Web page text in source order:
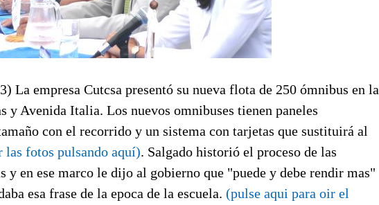
La empresa Cutcsa presentó su nueva flota de 250 ómnibus en la
y Avenida Italia. Los nuevos omnibuses tienen paneles
con el recorrido y un sistema con tarjetas que sustituirá al
las fotos pulsando aquí). Salgado historió el proceso de las
y en ese marco le dijo al gobierno que "puede y debe rendir mas"
esa frase de la epoca de la escuela. (pulse aqui para oir el